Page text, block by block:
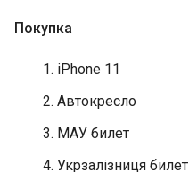
Покупка
iPhone 11
Автокресло
МАУ билет
Укрзалізниця билет